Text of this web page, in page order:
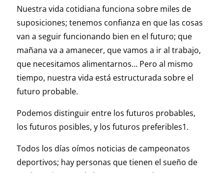
Nuestra vida cotidiana funciona sobre miles de
suposiciones; tenemos confianza en que las cosas
van a seguir funcionando bien en el futuro; que
mañana va a amanecer, que vamos a ir al trabajo,
que necesitamos alimentarnos… Pero al mismo
tiempo, nuestra vida está estructurada sobre el
futuro probable.
Podemos distinguir entre los futuros probables,
los futuros posibles, y los futuros preferibles1.
Todos los días oímos noticias de campeonatos
deportivos; hay personas que tienen el sueño de